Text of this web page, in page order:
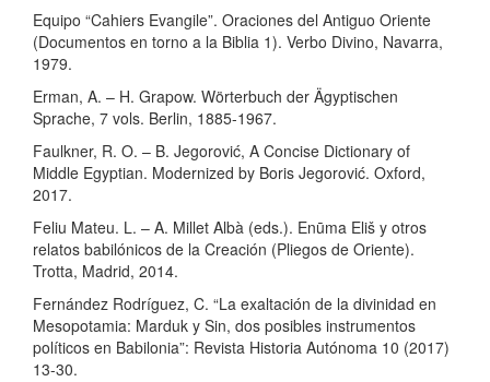
Equipo “Cahiers Evangile”. Oraciones del Antiguo Oriente
(Documentos en torno a la Biblia 1). Verbo Divino, Navarra,
1979.
Erman, A. – H. Grapow. Wörterbuch der Ägyptischen
Sprache, 7 vols. Berlin, 1885-1967.
Faulkner, R. O. – B. Jegorović, A Concise Dictionary of
Middle Egyptian. Modernized by Boris Jegorović. Oxford,
2017.
Feliu Mateu. L. – A. Millet Albà (eds.). Enūma Eliš y otros
relatos babilónicos de la Creación (Pliegos de Oriente).
Trotta, Madrid, 2014.
Fernández Rodríguez, C. “La exaltación de la divinidad en
Mesopotamia: Marduk y Sin, dos posibles instrumentos
políticos en Babilonia”: Revista Historia Autónoma 10 (2017)
13-30.